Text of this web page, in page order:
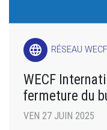
language RÉSEAU WECF
WECF
fermeture du
VEN 27 JUIN 2025